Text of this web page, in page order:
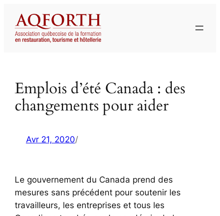
contenu
Emplois d’été Canada : des
changements pour aider
Avr 21, 2020/
Le gouvernement du Canada prend des
mesures sans précédent pour soutenir les
travailleurs, les entreprises et tous les